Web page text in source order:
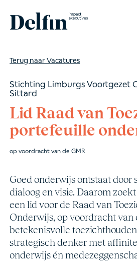
Terug naar Vacatures
Stichting Limburgs Voortgezet
Sittard
Lid Raad van
portefeuille
op voordracht van de GMR
Goed onderwijs ontstaat door
dialoog en visie. Daarom
een lid voor de Raad van
Onderwijs, op voordracht van
betekenisvolle
strategisch denker met
onderwijs én